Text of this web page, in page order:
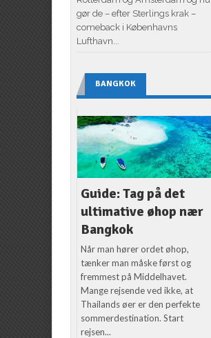
gør de – efter Sterlings krak –
comeback i Københavns
Lufthavn...
BANGKOK
Guide: Tag på det
ultimative øhop nær
Bangkok
Når man hører ordet øhop,
tænker man måske først og
fremmest på Middelhavet.
Mange rejsende ved ikke, at
Thailands øer er den perfekte
sommerdestination. Start
rejsen...